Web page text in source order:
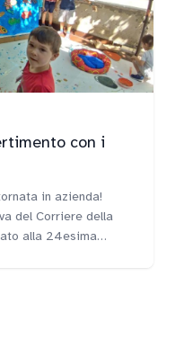
con i
in azienda!
del Corriere della
alla 24esima